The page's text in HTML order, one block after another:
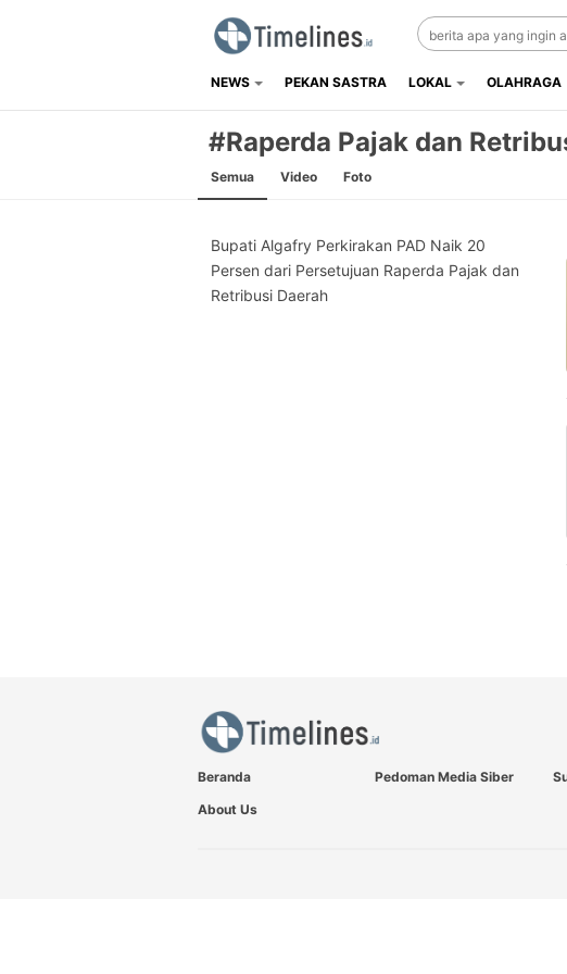
Timelines.id
Media Literasi, Sejarah & Budaya
NEWS PEKAN SASTRA LOKAL OLAHRAGA
#Raperda Pajak dan
Semua Video Foto
Bupati Algafry Perkirakan PAD Naik 20
Persen dari Persetujuan Raperda Pajak dan
Retribusi Daerah
Beranda Pedoman Media Siber
About Us